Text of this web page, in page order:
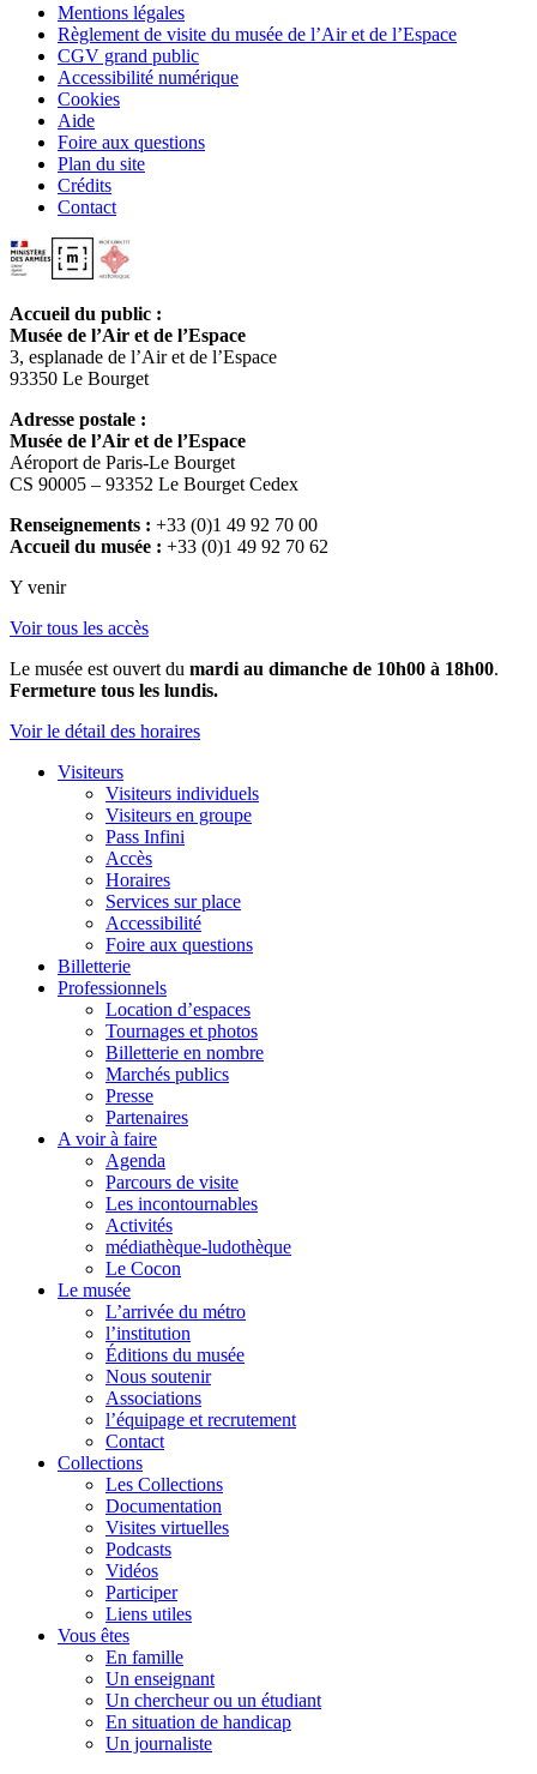
Mentions légales
Règlement de visite du musée de l’Air et de l’Espace
CGV grand public
Accessibilité numérique
Cookies
Aide
Foire aux questions
Plan du site
Crédits
Contact
Accueil du public :
Musée de l’Air et de l’Espace
3, esplanade de l’Air et de l’Espace
93350 Le Bourget
Adresse postale :
Musée de l’Air et de l’Espace
Aéroport de Paris-Le Bourget
CS 90005 – 93352 Le Bourget Cedex
Renseignements : +33 (0)1 49 92 70 00
Accueil du musée : +33 (0)1 49 92 70 62
Y venir
Voir tous les accès
Le musée est ouvert du mardi au dimanche de 10h00 à 18h00.
Fermeture tous les lundis.
Voir le détail des horaires
Visiteurs
Visiteurs individuels
Visiteurs en groupe
Pass Infini
Accès
Horaires
Services sur place
Accessibilité
Foire aux questions
Billetterie
Professionnels
Location d’espaces
Tournages et photos
Billetterie en nombre
Marchés publics
Presse
Partenaires
A voir à faire
Agenda
Parcours de visite
Les incontournables
Activités
médiathèque-ludothèque
Le Cocon
Le musée
L’arrivée du métro
l’institution
Éditions du musée
Nous soutenir
Associations
l’équipage et recrutement
Contact
Collections
Les Collections
Documentation
Visites virtuelles
Podcasts
Vidéos
Participer
Liens utiles
Vous êtes
En famille
Un enseignant
Un chercheur ou un étudiant
En situation de handicap
Un journaliste